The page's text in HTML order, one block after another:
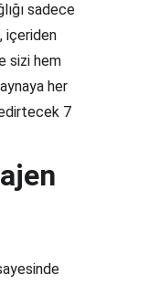
sadece
içeriden
sizi hem
her
7